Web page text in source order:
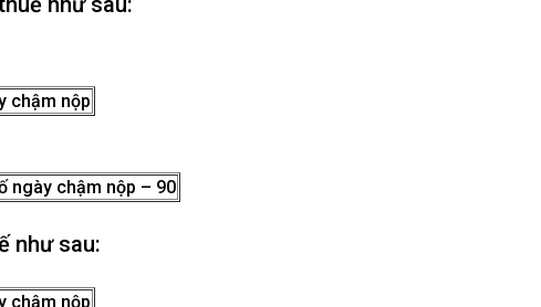
chậm nộp
ngày chậm nộp – 90
như sau:
chậm nộp